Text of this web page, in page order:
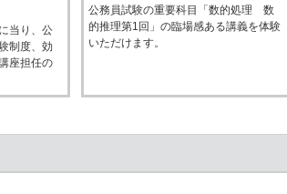
当り、公
制度、効
座担任の
公務員試験の重要科目「数的処理 数
的推理第1回」の臨場感ある講義を体験
いただけます。